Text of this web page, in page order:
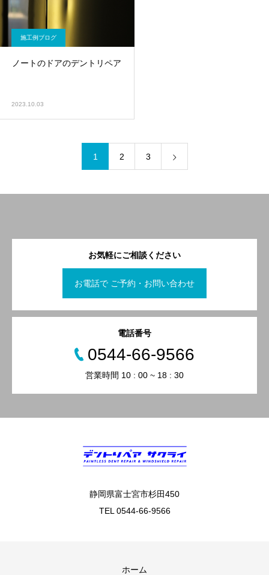
施工例ブログ
ノートのドアのデントリペア
2023.10.03
1 2 3
お気軽にご相談ください
お電話で ご予約・お問い合わせ
電話番号
0544-66-9566
営業時間 10 : 00 ~ 18 : 30
静岡県富士宮市杉田450
TEL 0544-66-9566
ホーム